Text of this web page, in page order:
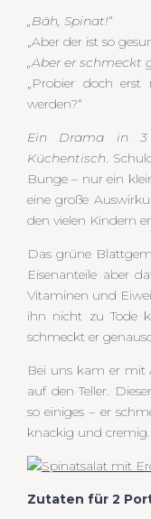
„Bäh, Spinat!“
„Aber der ist so
„Aber er schmeckt
„Probier doch
werden?“
Ein Drama in 3
Küchentisch.
Bunge – nur ein
eine große
den vielen Kindern
Das grüne
Eisenanteile aber
Vitaminen und
ihn nicht zu Tode
schmeckt er
Bei uns kam er mit
auf den Teller.
so einiges – er
knackig und cremig.
Zutaten für 2